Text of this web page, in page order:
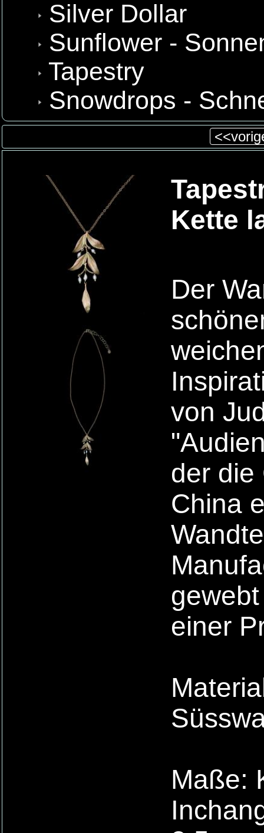
Silver Dollar
Sunflower -
Tapestry
Snowdrops -
Kette
Der
von
der die
China
einer
Maße: